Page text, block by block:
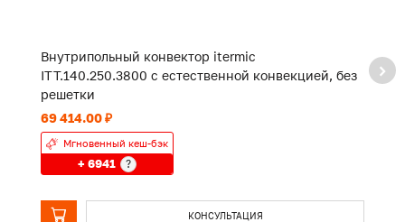
Внутрипольный конвектор itermic
ITT.140.250.3800 с естественной конвекцией, без
решетки
69 414.00 ₽
Мгновенный кеш-бэк
+ 6941 ?
КОНСУЛЬТАЦИЯ